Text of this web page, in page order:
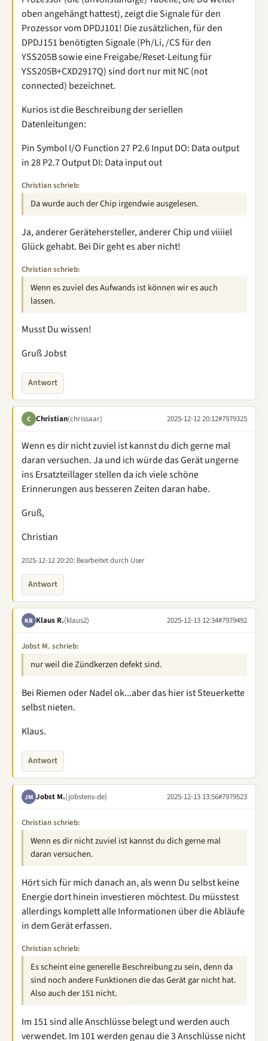
oben angehängt hattest), zeigt die Signale für den
Prozessor vom DPDJ101! Die zusätzlichen, für den
DPDJ151 benötigten Signale (Ph/Li, /CS für den
YSS205B sowie eine Freigabe/Reset-Leitung für
YSS205B+CXD2917Q) sind dort nur mit NC (not
connected) bezeichnet.
Kurios ist die Beschreibung der seriellen
Datenleitungen:
Pin Symbol I/O Function 27 P2.6 Input DO: Data output
in 28 P2.7 Output DI: Data input out
Christian schrieb:
Da wurde auch der Chip irgendwie ausgelesen.
Ja, anderer Gerätehersteller, anderer Chip und viiiiel
Glück gehabt. Bei Dir geht es aber nicht!
Christian schrieb:
Wenn es zuviel des Aufwands ist können wir es auch
lassen.
Musst Du wissen!
Gruß Jobst
Antwort
C Christian(chrissaar) 2025-12-12 20:12#7979325
Wenn es dir nicht zuviel ist kannst du dich gerne mal
daran versuchen. Ja und ich würde das Gerät ungerne
ins Ersatzteillager stellen da ich viele schöne
Erinnerungen aus besseren Zeiten daran habe.
Gruß,
Christian
2025-12-12 20:20: Bearbeitet durch User
Antwort
KR Klaus R.(klaus2) 2025-12-13 12:34#7979492
Jobst M. schrieb:
nur weil die Zündkerzen defekt sind.
Bei Riemen oder Nadel ok...aber das hier ist Steuerkette
selbst nieten.
Klaus.
Antwort
JM Jobst M.(jobstens-de) 2025-12-13 13:56#7979523
Christian schrieb:
Wenn es dir nicht zuviel ist kannst du dich gerne mal
daran versuchen.
Hört sich für mich danach an, als wenn Du selbst keine
Energie dort hinein investieren möchtest. Du müsstest
allerdings komplett alle Informationen über die Abläufe
in dem Gerät erfassen.
Christian schrieb:
Es scheint eine generelle Beschreibung zu sein, denn da
sind noch andere Funktionen die das Gerät gar nicht hat.
Also auch der 151 nicht.
Im 151 sind alle Anschlüsse belegt und werden auch
verwendet. Im 101 werden genau die 3 Anschlüsse nicht